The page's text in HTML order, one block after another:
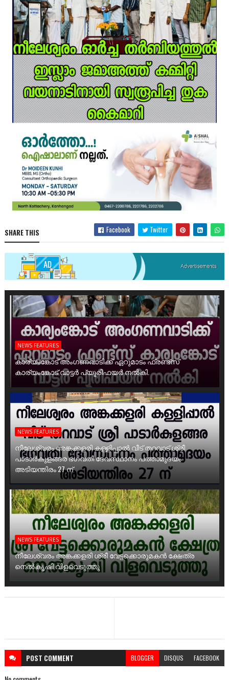
SHARE THIS Facebook Twitter
NEWS FEATURES
കാര്യംങ്കോട് അംഗണവാടിക്ക് ഏറുമാടം ഫ്രണ്ട്സ്
കാര്യംങ്കോട് വാട്ടർ പ്യൂരിഫയർ നൽകി.
NEWS FEATURES
നീലേശ്വരം അങ്കക്കളരി കള്ളിപ്പാൽ വീട് തറവാട് ശ്രീ
പാടാർകുളങ്ങര ഭഗവതി ദേവസ്ഥാനം പത്താമുദയം
അടിയന്തിരം 27 ന്
NEWS FEATURES
നീലേശ്വരം അങ്കക്കളരി ശ്രീ വേട്ടക്കൊരുമകൻ ക്ഷേത്ര
നെൽകൃഷി വിളവെടുത്തു
POST COMMENT BLOGGER DISQUS FACEBOOK